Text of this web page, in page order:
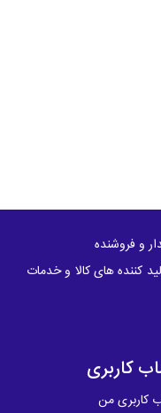
و فروشنده
معرفی تولید کننده های کالا و خدمات
کاربری
کاربری من